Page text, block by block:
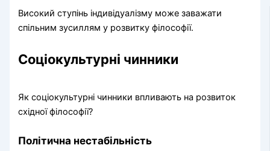
Високий ступінь індивідуалізму може заважати
спільним зусиллям у розвитку філософії.
Соціокультурні чинники
Як соціокультурні чинники впливають на розвиток
східної філософії?
Політична нестабільність